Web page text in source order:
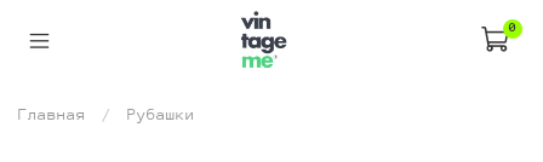
0
Главная Рубашки